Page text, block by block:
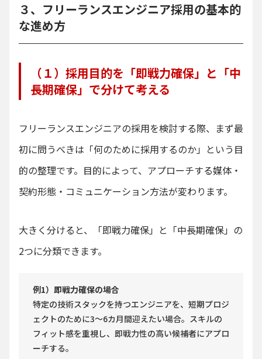
３、フリーランスエンジニア採用の基本的
な進め方
（１）採用目的を「即戦力確保」と「中
長期確保」で分けて考える
フリーランスエンジニアの採用を検討する際、まず最
初に問うべきは「何のために採用するのか」という目
的の整理です。目的によって、アプローチする媒体・
契約形態・コミュニケーション方法が変わります。
大きく分けると、「即戦力確保」と「中長期確保」の
2つに分類できます。
例1）即戦力確保の場合
特定の技術スタックを持つエンジニアを、短期プロジ
ェクトのために3〜6カ月間迎えたい場合。スキルの
フィット感を重視し、即戦力性の高い候補者にアプロ
ーチする。